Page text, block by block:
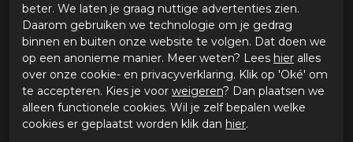
Zool en grip
• Slijtvaste zool met gripprofiel
• Goede grip op verschillende ondergronden
• Stabiel bij stilstand
Waterdichtheid
• Waterafstotend ontwerp
• Geschikt voor wisselende omstandigheden
beter. We laten je graag nuttige advertenties zien.
Daarom gebruiken we technologie om je gedrag
binnen en buiten onze website te volgen. Dat doen we
op een anonieme manier. Meer weten? Lees hier alles
over onze cookie- en privacyverklaring. Klik op 'Oké' om
te accepteren. Kies je voor weigeren? Dan plaatsen we
alleen functionele cookies. Wil je zelf bepalen welke
cookies er geplaatst worden klik dan hier.